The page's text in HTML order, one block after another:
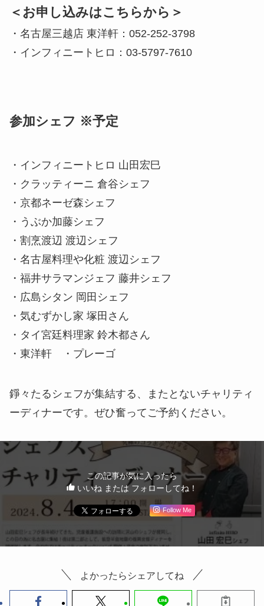
＜ お申し込みはこちらから ＞
・名古屋三越店 東洋軒：052-252-3798
・インフィニートヒロ：03-5797-7610
参加シェフ ※予定
・インフィニートヒロ 山田宏巳
・クラッティーニ 倉谷シェフ
・京都ネーゼ森シェフ
・うぶか加藤シェフ
・割烹渡辺 渡辺シェフ
・名古屋料理や化粧 渡辺シェフ
・福井サラマンジェフ 藤井シェフ
・広島シタン 岡田シェフ
・気むずかし家 塚田さん
・タイ宮廷料理家 鈴木都さん
・東洋軒 ・プレーゴ
錚々たるシェフが集結する、またとないチャリティ
ーディナーです。ぜひ奮ってご予約ください。
この記事が気に入ったら
いいね または フォローしてね！
Follow Me
よかったらシェアしてね